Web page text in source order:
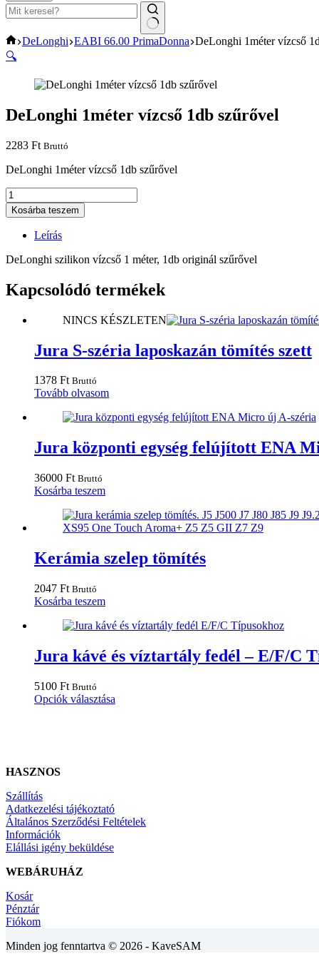
No
results
Home
DeLonghi EABI 66.00 PrimaDonna DeLonghi 1méter vízcső
🔍
DeLonghi 1méter vízcső 1db szűrővel
2283 Ft Bruttó
DeLonghi 1méter vízcső 1db szűrővel
DeLonghi
1méter
vízcső
szűrővel
mennyiség
Kosárba teszem
Leírás
DeLonghi szilikon vízcső 1 méter, 1db originál szűrővel
Kapcsolódó termékek
NINCS KÉSZLETEN
Jura S-széria laposkazán tömítés szett
1378 Ft Bruttó
Tovább olvasom
Jura központi egység felújított ENA
36000 Ft Bruttó
Kosárba teszem
Kerámia szelep tömítés
2047 Ft Bruttó
Kosárba teszem
Jura kávé és víztartály fedél – E/F/C
5100 Ft Bruttó
Opciók választása
választhatók
HASZNOS
Szállítás
Adatkezelési tájékoztató
Általános Szerződési Feltételek
Információk
Elállási igény beküldése
WEBÁRUHÁZ
Kosár
Pénztár
Fiókom
Minden jog fenntartva © 2026 - KaveSAM